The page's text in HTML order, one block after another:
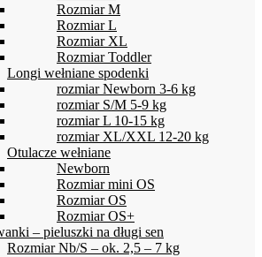
Rozmiar M
Rozmiar L
Rozmiar XL
Rozmiar Toddler
Longi wełniane spodenki
rozmiar Newborn 3-6 kg
rozmiar S/M 5-9 kg
rozmiar L 10-15 kg
rozmiar XL/XXL 12-20 kg
Otulacze wełniane
Newborn
Rozmiar mini OS
Rozmiar OS
Rozmiar OS+
– pieluszki na długi sen
Rozmiar Nb/S – ok. 2,5 – 7 kg